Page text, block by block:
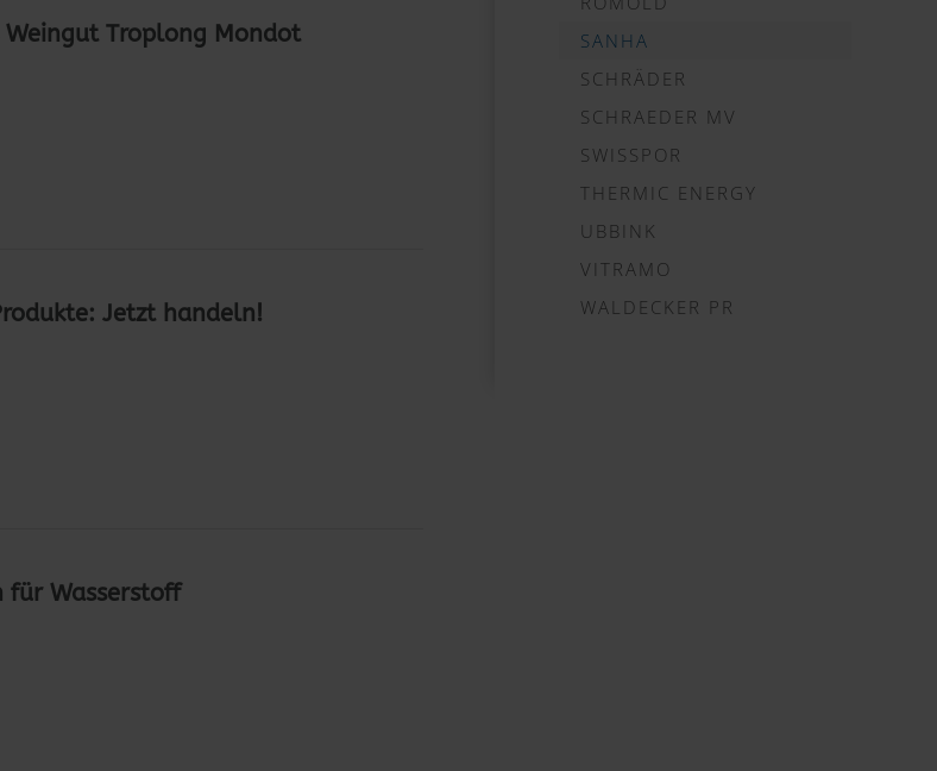
Troplong Mondot
Jetzt handeln!
für Wasserstoff
SANHA
SCHRÄDER
SCHRAEDER MV
SWISSPOR
THERMIC ENERGY
UBBINK
VITRAMO
WALDECKER PR